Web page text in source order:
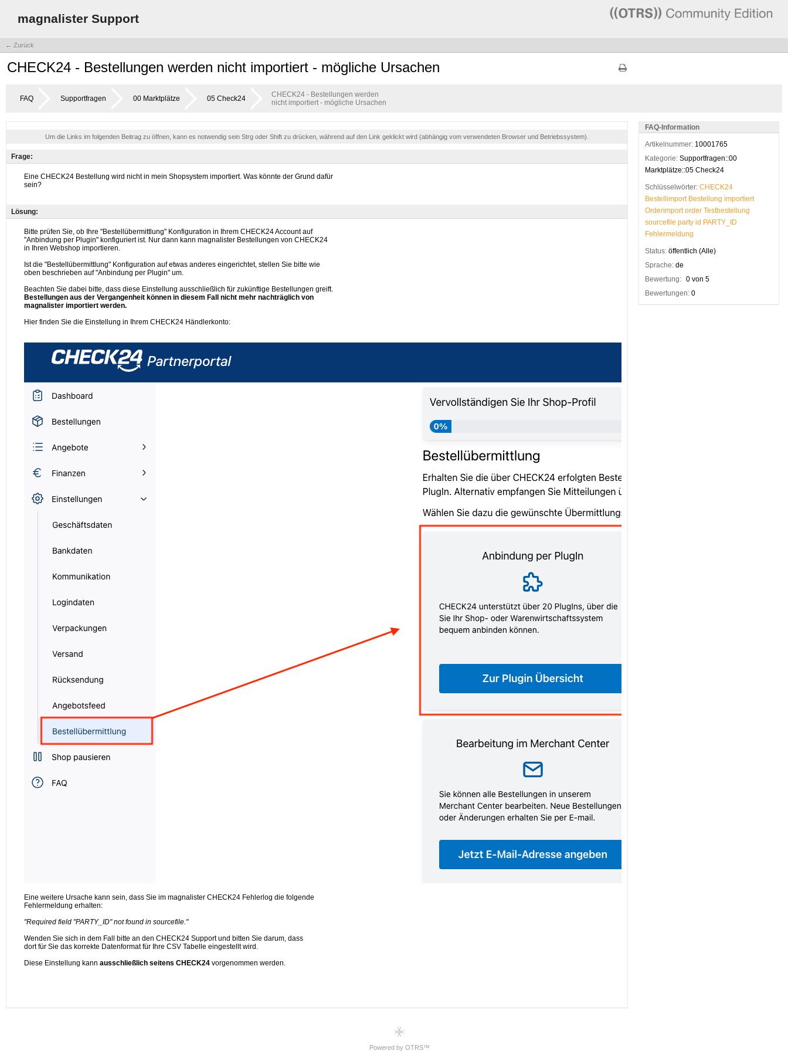
magnalister Support
← Zurück
CHECK24 - Bestellungen werden nicht importiert - mögliche Ursachen
FAQ Supportfragen 00 Marktplätze 05 Check24
CHECK24 - Bestellungen werden
nicht importiert - mögliche Ursachen
Um die Links im folgenden Beitrag zu öffnen, kann es notwendig sein Strg oder Shift zu drücken, während auf den Link geklickt wird (abhängig vom verwendeten Browser und Betriebssystem).
Frage:
Lösung:
FAQ-Information
Artikelnummer: 10001765
Kategorie: Supportfragen::00
Marktplätze::05 Check24
Schlüsselwörter: CHECK24
Bestellimport Bestellung importiert
Orderimport order Testbestellung
sourcefile party id PARTY_ID
Fehlermeldung
Status: öffentlich (Alle)
Sprache: de
Bewertung: 0 von 5
Bewertungen: 0
Powered by OTRS™